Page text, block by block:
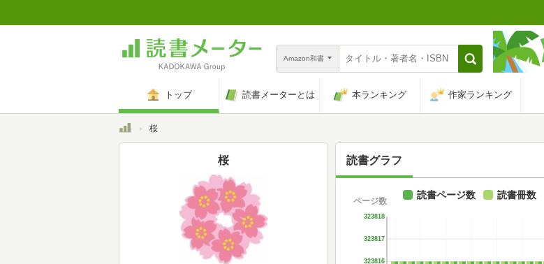
Amazon和書
トップ 読書メーターとは 本ランキング 作家ランキング
トップ
桜
読書グラフ
323816
323817
323818
ページ数
読書ページ数 読書冊数
桜